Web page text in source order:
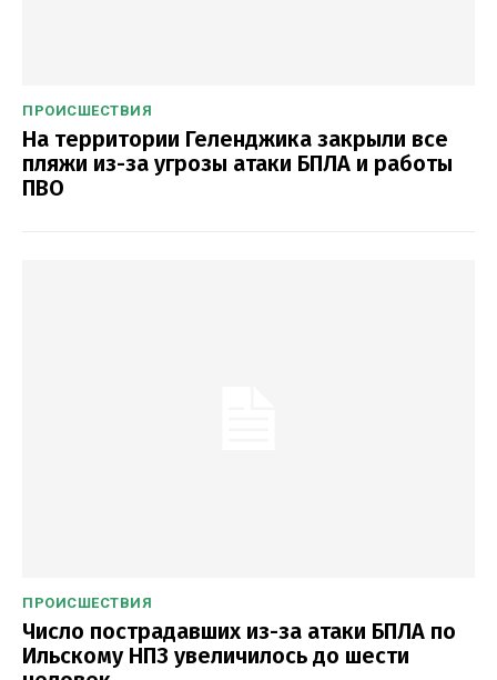
ПРОИСШЕСТВИЯ
На территории Геленджика закрыли все
пляжи из-за угрозы атаки БПЛА и работы
ПВО
ПРОИСШЕСТВИЯ
Число пострадавших из-за атаки БПЛА по
Ильскому НПЗ увеличилось до шести